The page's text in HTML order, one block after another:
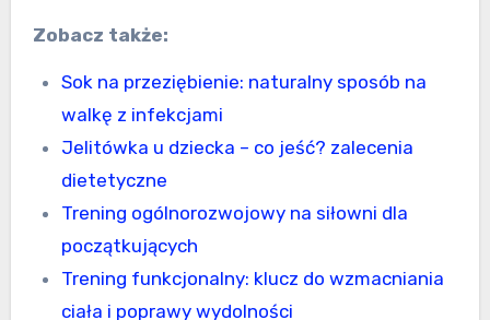
Zobacz także:
Sok na przeziębienie: naturalny sposób na
walkę z infekcjami
Jelitówka u dziecka – co jeść? zalecenia
dietetyczne
Trening ogólnorozwojowy na siłowni dla
początkujących
Trening funkcjonalny: klucz do wzmacniania
ciała i poprawy wydolności